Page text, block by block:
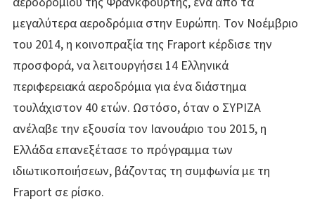
μεγαλύτερα αεροδρόμια στην Ευρώπη. Τον Νοέμβριο
του 2014, η κοινοπραξία της Fraport κέρδισε την
προσφορά, να λειτουργήσει 14 Ελληνικά
περιφερειακά αεροδρόμια για ένα διάστημα
τουλάχιστον 40 ετών. Ωστόσο, όταν ο ΣΥΡΙΖΑ
ανέλαβε την εξουσία τον Ιανουάριο του 2015, η
Ελλάδα επανεξέτασε το πρόγραμμα των
ιδιωτικοποιήσεων, βάζοντας τη συμφωνία με τη
Fraport σε ρίσκο.